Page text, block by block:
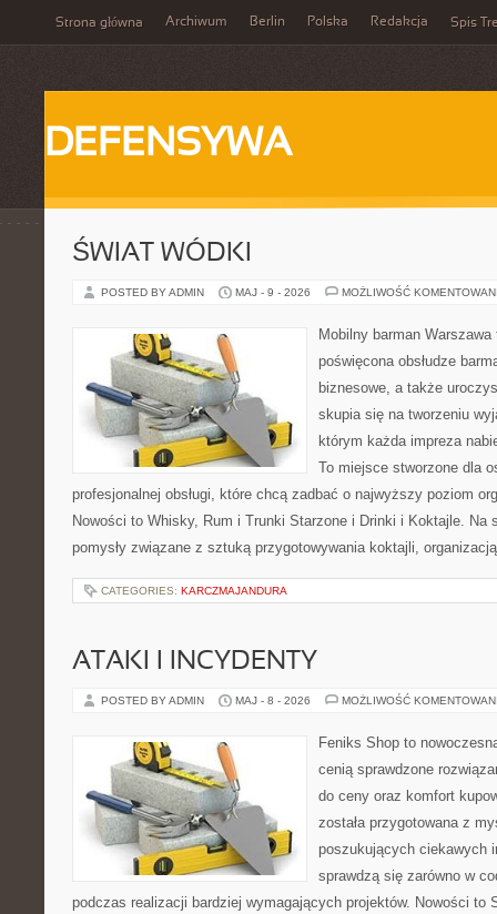
Strona główna Archiwum Berlin Polska Redakcja Spis
DEFENSYWA
ŚWIAT WÓDKI
POSTED BY ADMIN MAJ - 9 - 2026 MOŻLIWOŚĆ
Mobilny barman
poświęcona obsłudze
biznesowe, a także
skupia się na tworzeniu
którym każda impreza
To miejsce stworzone dla
profesjonalnej obsługi, które chcą zadbać o najwyższy poziom
Nowości to Whisky, Rum i Trunki Starzone i Drinki i Koktajle. Na
pomysły związane z sztuką przygotowywania koktajli,
CATEGORIES: KARCZMAJANDURA
ATAKI I INCYDENTY
POSTED BY ADMIN MAJ - 8 - 2026 MOŻLIWOŚĆ
Feniks Shop to
cenią sprawdzone
do ceny oraz komfort
została przygotowana z
poszukujących ciekawych
sprawdzą się zarówno w
podczas realizacji bardziej wymagających projektów. Nowości to